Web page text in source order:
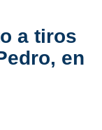
a tiros
en